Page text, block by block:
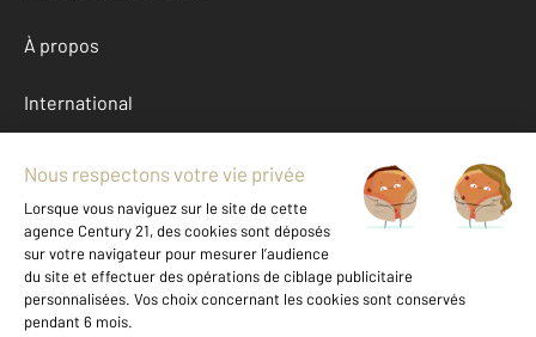
À propos
International
Mentions légales & CGU et Barèmes d'honoraires
Données personnelles